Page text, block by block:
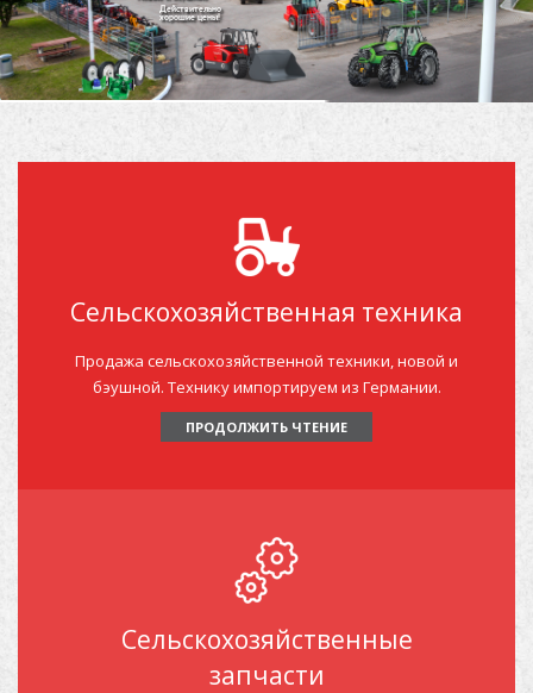
АВТОЗАПРАВОЧНАЯ СТАНЦИЯ TOTAL
О ФИРМЕ
КОНТАКТ
Действительно
хорошие цены!
Сельскохозяйственная техника
Продажа сельскохозяйственной техники, новой и
бэушной. Технику импортируем из Германии.
ПРОДОЛЖИТЬ ЧТЕНИЕ
Сельскохозяйственные
запчасти